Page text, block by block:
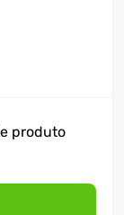
produto